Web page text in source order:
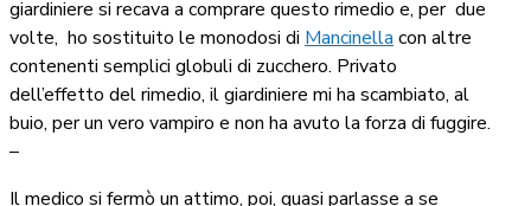
giardiniere si recava a comprare questo rimedio e, per due
volte, ho sostituito le monodosi di Mancinella con altre
contenenti semplici globuli di zucchero. Privato
dell’effetto del rimedio, il giardiniere mi ha scambiato, al
buio, per un vero vampiro e non ha avuto la forza di fuggire.
–
Il medico si fermò un attimo, poi, quasi parlasse a se